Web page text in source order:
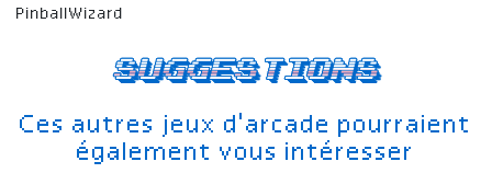
Suggestions
Ces autres jeux d'arcade pourraient
également vous intéresser
PinballWizard